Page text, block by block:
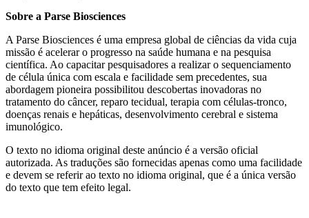
Sobre a Parse Biosciences
A Parse Biosciences é uma empresa global de ciências da vida cuja
missão é acelerar o progresso na saúde humana e na pesquisa
científica. Ao capacitar pesquisadores a realizar o sequenciamento
de célula única com escala e facilidade sem precedentes, sua
abordagem pioneira possibilitou descobertas inovadoras no
tratamento do câncer, reparo tecidual, terapia com células-tronco,
doenças renais e hepáticas, desenvolvimento cerebral e sistema
imunológico.
O texto no idioma original deste anúncio é a versão oficial
autorizada. As traduções são fornecidas apenas como uma facilidade
e devem se referir ao texto no idioma original, que é a única versão
do texto que tem efeito legal.